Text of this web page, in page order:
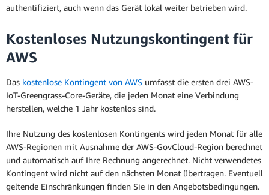
authentifiziert, auch wenn das Gerät lokal weiter betrieben wird.
Kostenloses Nutzungskontingent für
AWS
Das kostenlose Kontingent von AWS umfasst die ersten drei AWS-
IoT-Greengrass-Core-Geräte, die jeden Monat eine Verbindung
herstellen, welche 1 Jahr kostenlos sind.
Ihre Nutzung des kostenlosen Kontingents wird jeden Monat für alle
AWS-Regionen mit Ausnahme der AWS-GovCloud-Region berechnet
und automatisch auf Ihre Rechnung angerechnet. Nicht verwendetes
Kontingent wird nicht auf den nächsten Monat übertragen. Eventuell
geltende Einschränkungen finden Sie in den Angebotsbedingungen.